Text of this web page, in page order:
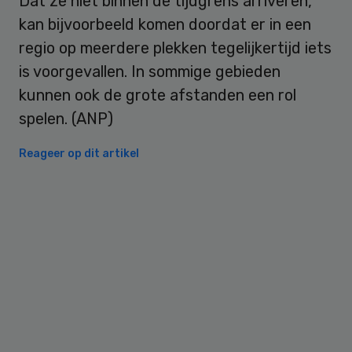
kan bijvoorbeeld komen doordat er in een
regio op meerdere plekken tegelijkertijd iets
is voorgevallen. In sommige gebieden
kunnen ook de grote afstanden een rol
spelen. (ANP)
Reageer op dit artikel